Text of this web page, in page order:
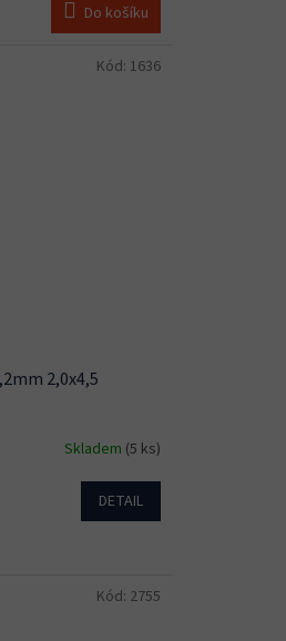
Do košíku
2,0x4,5
Skladem (5 ks)
DETAIL
Kód: 1636
Kód: 2755